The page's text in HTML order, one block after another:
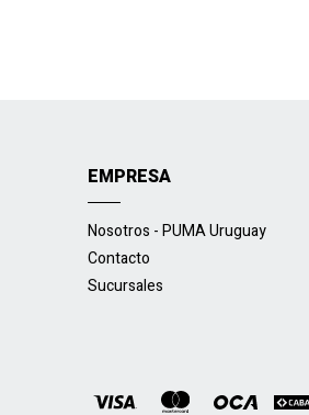
EMPRESA
Nosotros - PUMA Uruguay
Contacto
Sucursales